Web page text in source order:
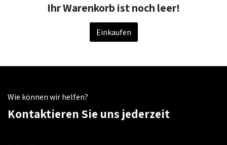
Ihr Warenkorb ist noch leer!
Einkaufen
Wie können wir helfen?
Kontaktieren Sie uns jederzeit